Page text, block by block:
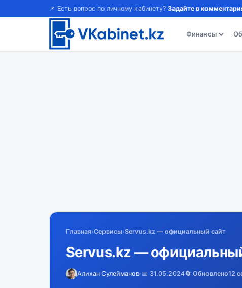
📌 Есть вопрос по личному кабинету? Задайте в
Финансы
Главная›Сервисы›Servus.kz — официальный сайт
Servus.kz —
Алихан Сулейманов·📅 31.05.2024🔄 Обновлено12